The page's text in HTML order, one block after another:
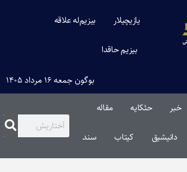
یازیچیلار بیزیم‌له علاقه
بیزیم حاقدا
بوگون جمعه ۱۶ مرداد ۱۴۰۵
خبر حئکایه مقاله‌
دانیشیق کیتاب سند